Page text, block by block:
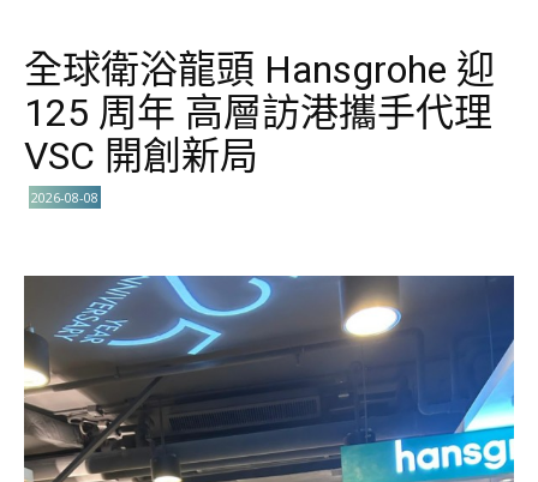
全球衛浴龍頭 Hansgrohe 迎
125 周年 高層訪港攜手代理
VSC 開創新局
2026-08-08